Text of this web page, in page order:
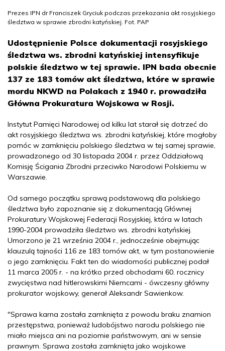
Prezes IPN dr Franciszek Gryciuk podczas przekazania akt rosyjskiego
śledztwa w sprawie zbrodni katyńskiej. Fot. PAP
Udostępnienie Polsce dokumentacji rosyjskiego
śledztwa ws. zbrodni katyńskiej intensyfikuje
polskie śledztwo w tej sprawie. IPN bada obecnie
137 ze 183 tomów akt śledztwa, które w sprawie
mordu NKWD na Polakach z 1940 r. prowadziła
Główna Prokuratura Wojskowa w Rosji.
Instytut Pamięci Narodowej od kilku lat starał się dotrzeć do
akt rosyjskiego śledztwa ws. zbrodni katyńskiej, które mogłoby
pomóc w zamknięciu polskiego śledztwa w tej samej sprawie,
prowadzonego od 30 listopada 2004 r. przez Oddziałową
Komisję Ścigania Zbrodni przeciwko Narodowi Polskiemu w
Warszawie.
Od samego początku sprawą podstawową dla polskiego
śledztwa było zapoznanie się z dokumentacją Głównej
Prokuratury Wojskowej Federacji Rosyjskiej, która w latach
1990-2004 prowadziła śledztwo ws. zbrodni katyńskiej.
Umorzono je 21 września 2004 r., jednocześnie obejmując
klauzulą tajności 116 ze 183 tomów akt, w tym postanowienie
o jego zamknięciu. Fakt ten do wiadomości publicznej podał
11 marca 2005 r. - na krótko przed obchodami 60. rocznicy
zwycięstwa nad hitlerowskimi Niemcami - ówczesny główny
prokurator wojskowy, generał Aleksandr Sawienkow.
"Sprawa karna została zamknięta z powodu braku znamion
przestępstwa, ponieważ ludobójstwo narodu polskiego nie
miało miejsca ani na poziomie państwowym, ani w sensie
prawnym. Sprawa została zamknięta jako wojskowe